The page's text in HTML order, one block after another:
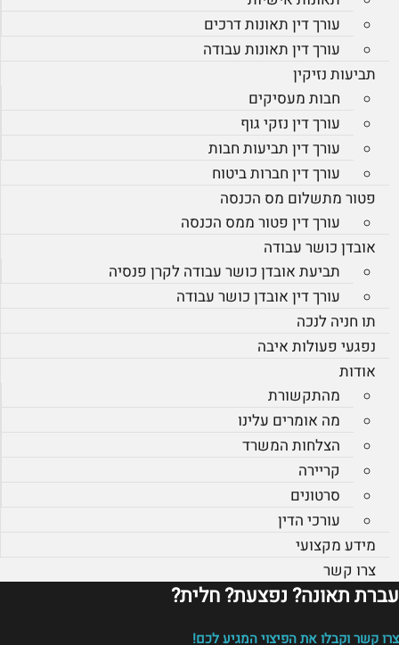
עורך דין תאונות דרכים
עורך דין תאונות עבודה
תביעות נזיקין
חבות מעסיקים
עורך דין נזקי גוף
עורך דין תביעות חבות
עורך דין חברות ביטוח
פטור מתשלום מס הכנסה
עורך דין פטור ממס הכנסה
אובדן כושר עבודה
תביעת אובדן כושר עבודה לקרן פנסיה
עורך דין אובדן כושר עבודה
תו חניה לנכה
נפגעי פעולות איבה
אודות
מהתקשורת
מה אומרים עלינו
הצלחות המשרד
קריירה
סרטונים
עורכי הדין
מידע מקצועי
צרו קשר
עברת תאונה? נפצעת? חלית?​
צרו קשר וקבלו את הפיצוי המגיע לכם!